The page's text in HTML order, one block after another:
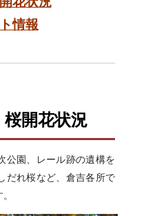
情報
開花状況
公園、レール跡の遺構を
だれ桜など、倉吉各所で